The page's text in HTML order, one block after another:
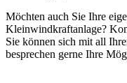
Möchten auch Sie Ihre
Kleinwindkraftanlage?
Sie können sich mit all
besprechen gerne Ihre